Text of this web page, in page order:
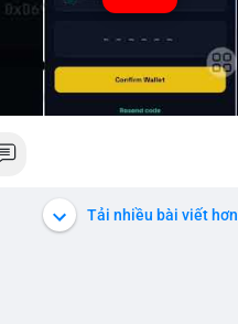
Tải nhiều bài viết hơn